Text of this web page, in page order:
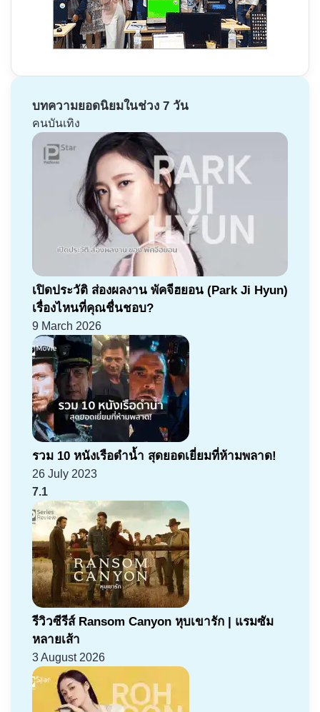
บทความยอดนิยมในช่วง 7 วัน
คนบันเทิง
เปิดประวัติ ส่องผลงาน พัคจีฮยอน (Park Ji Hyun)
เรื่องไหนที่คุณชื่นชอบ?
9 March 2026
รวม 10 หนังเรือดำน้ำ สุดยอดเยี่ยมที่ห้ามพลาด!
26 July 2023
7.1
รีวิวซีรีส์ Ransom Canyon หุบเขารัก | แรมซัม
หลายเส้า
3 August 2026